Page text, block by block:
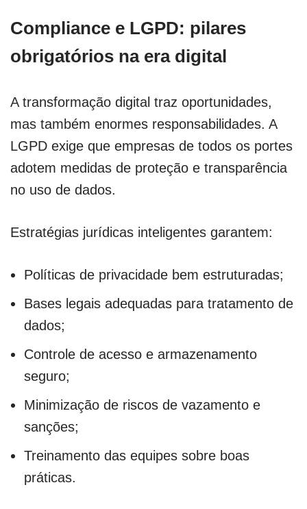
Compliance e LGPD: pilares
obrigatórios na era digital
A transformação digital traz oportunidades,
mas também enormes responsabilidades. A
LGPD exige que empresas de todos os portes
adotem medidas de proteção e transparência
no uso de dados.
Estratégias jurídicas inteligentes garantem:
Políticas de privacidade bem estruturadas;
Bases legais adequadas para tratamento de
dados;
Controle de acesso e armazenamento
seguro;
Minimização de riscos de vazamento e
sanções;
Treinamento das equipes sobre boas
práticas.